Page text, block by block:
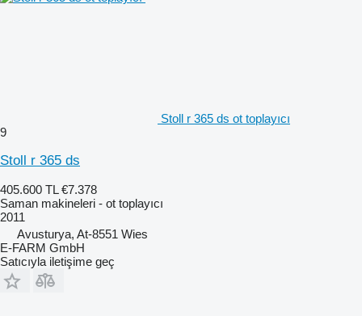
Stoll r 365 ds ot toplayıcı
9
Stoll r 365 ds
405.600 TL €7.378
Saman makineleri - ot toplayıcı
2011
Avusturya, At-8551 Wies
E-FARM GmbH
Satıcıyla iletişime geç